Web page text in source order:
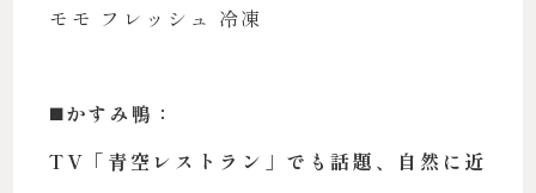
モモ フレッシュ 冷凍
◼️かすみ鴨：
TV「青空レストラン」でも話題、自然に近